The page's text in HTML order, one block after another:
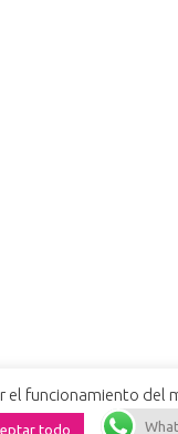
Finalizar
el funcionamiento del
todo